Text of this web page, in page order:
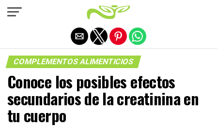
COMPLEMENTOS ALIMENTICIOS
Conoce los posibles efectos
secundarios de la creatinina en
tu cuerpo
Salir de la versión móvil